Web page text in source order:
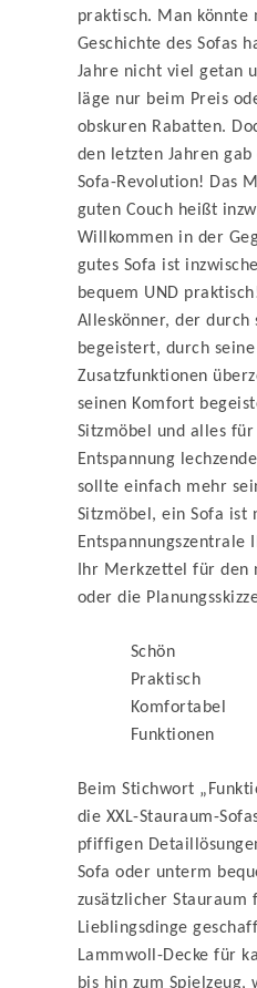
praktisch. Man könnte
Geschichte des Sofas
Jahre nicht viel getan
läge nur beim Preis
obskuren Rabatten.
den letzten Jahren
Sofa-Revolution! Das
guten Couch heißt
Willkommen in der
gutes Sofa ist
bequem UND
Alleskönner, der durch
begeistert, durch
Zusatzfunktionen
seinen Komfort
Sitzmöbel und alles für
Entspannung
sollte einfach mehr
Sitzmöbel, ein Sofa ist
Entspannungszentrale
Ihr Merkzettel für den
oder die
Schön
Praktisch
Komfortabel
Funktionen
Beim Stichwort
die XXL-Stauraum-
pfiffigen
Sofa oder unterm
zusätzlicher Stauraum
Lieblingsdinge
Lammwoll-Decke für
bis hin zum Spielzeug,